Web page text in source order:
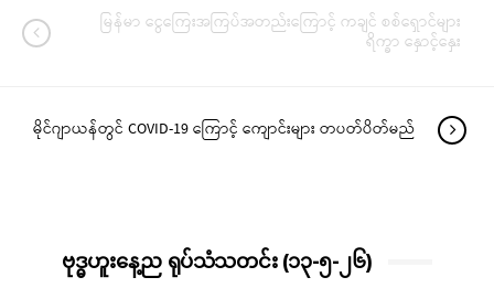
မြန်မာ ငွေကြေးအကြပ်အတည်းကြောင့် ကချင် စစ်ရှောင်များ
ရိက္ခာ နှောင့်နှေး
မိုင်ဂျာယန်တွင် COVID-19 ကြောင့် ကျောင်းများ တပတ်ပိတ်မည်
ဗုဒ္ဓဟူးနေ့ည ရုပ်သံသတင်း (၁၃-၅-၂၆)